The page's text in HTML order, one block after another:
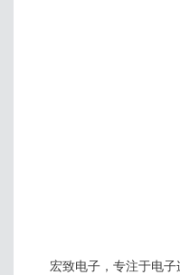
宏致电子，专注于电子